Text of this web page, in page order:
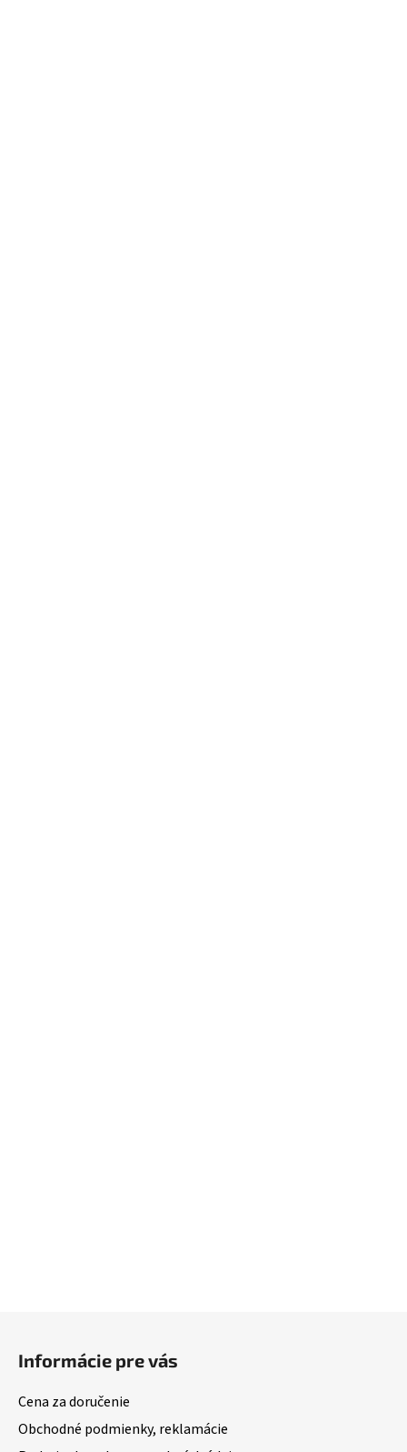
Informácie pre vás
Cena za doručenie
Obchodné podmienky, reklamácie